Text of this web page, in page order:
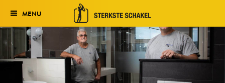
Verkiezing
Het traject
MENU